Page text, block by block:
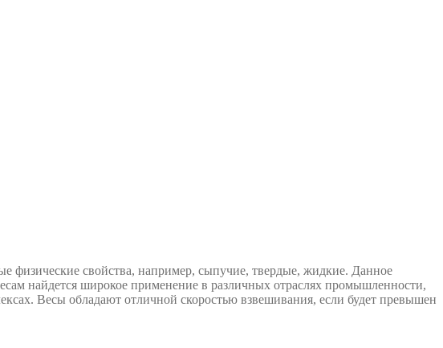
физические свойства, например, сыпучие, твердые, жидкие. Данное
найдется широкое применение в различных отраслях промышленности,
Весы обладают отличной скоростью взвешивания, если будет превышен